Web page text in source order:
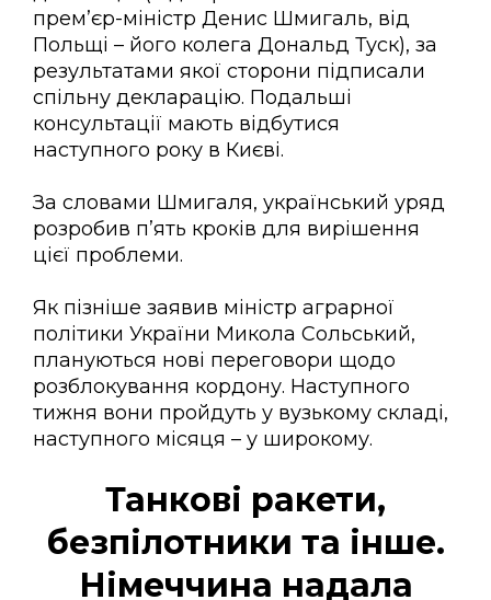
прем’єр-міністр Денис Шмигаль, від
Польщі – його колега Дональд Туск), за
результатами якої сторони підписали
спільну декларацію. Подальші
консультації мають відбутися
наступного року в Києві.
За словами Шмигаля, український уряд
розробив п’ять кроків для вирішення
цієї проблеми.
Як пізніше заявив міністр аграрної
політики України Микола Сольський,
плануються нові переговори щодо
розблокування кордону. Наступного
тижня вони пройдуть у вузькому складі,
наступного місяця – у широкому.
Танкові ракети,
безпілотники та інше.
Німеччина надала